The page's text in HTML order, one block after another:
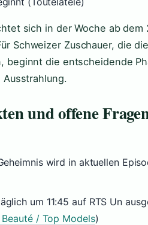
sich in der Woche ab dem
Schweizer Zuschauer, die
beginnt die entscheidende
und offene
wird in aktuellen
um 11:45 auf RTS Un
/ Top Models)